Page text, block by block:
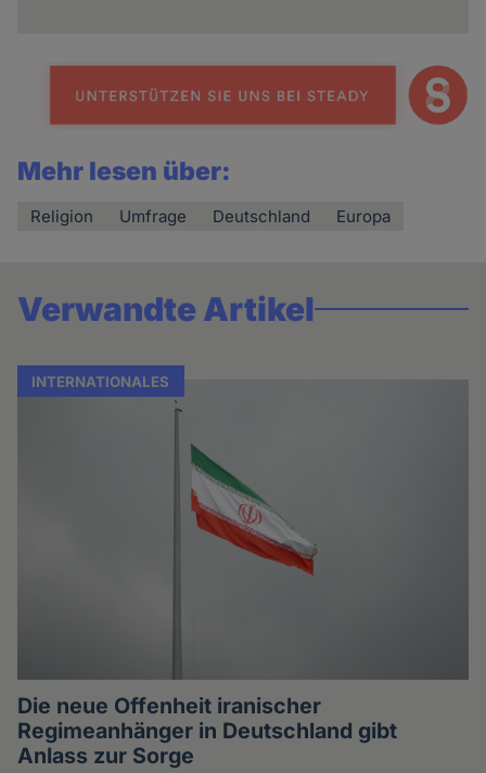
Mehr lesen über:
Religion Umfrage Deutschland Europa
Verwandte Artikel
INTERNATIONALES
Die neue Offenheit iranischer
Regimeanhänger in Deutschland gibt
Anlass zur Sorge